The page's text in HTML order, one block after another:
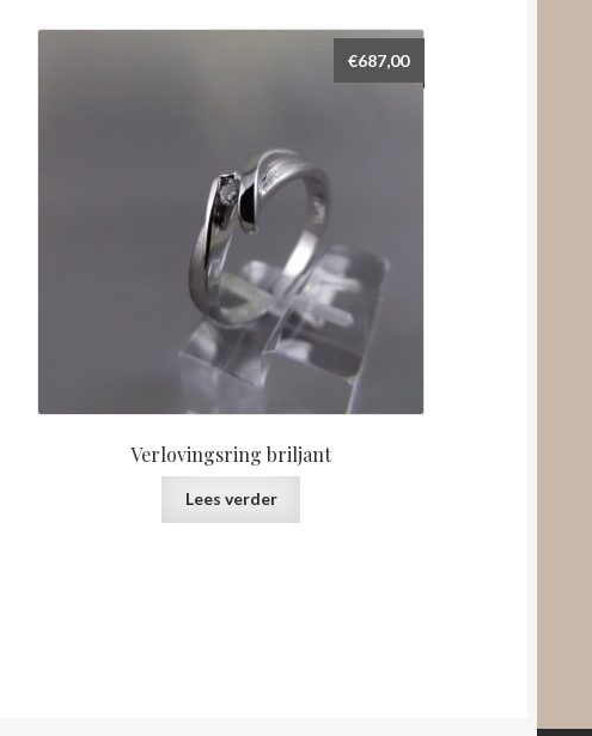
Verlovingsring briljant
€687,00
Lees verder